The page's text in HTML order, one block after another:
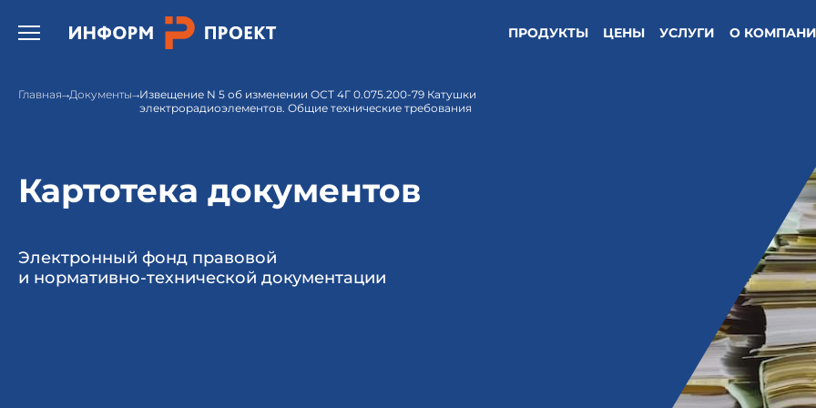
Открыть бургер меню. ПРОДУКТЫ ЦЕНЫ УСЛУГИ О
Главная Документы Извещение N 5 об изменении ОСТ 4Г 0.075.200-79 Катушки
электрорадиоэлементов. Общие технические требования
Картотека документов
Электронный фонд правовой
и нормативно-технической документации